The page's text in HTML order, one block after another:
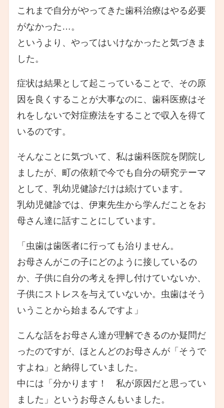
これまで自分がやってきた歯科治療はやる必要
がなかった…。
というより、やってはいけなかったと気づきま
した。
症状は結果として起こっていることで、その原
因を良くすることが大事なのに、歯科医療はそ
れをしないで対症療法をすることで収入を得て
いるのです。
そんなことに気づいて、私は歯科医院を閉院し
ましたが、町の依頼で今でも自分の研究テーマ
として、乳幼児健診だけは続けています。
乳幼児健診では、伊東先生から学んだことをお
母さん達に話すことにしています。
「虫歯は歯医者に行っても治りません。
お母さんがこの子にどのように接しているの
か、子供に自分の考えを押し付けていないか、
子供にストレスを与えていないか。虫歯はそう
いうことから始まるんですよ」
こんな話をお母さん達が理解できるのか疑問だ
ったのですが、ほとんどのお母さんが「そうで
すよね」と納得していました。
中には「分かります！ 私が原因だと思ってい
ました」というお母さんもいました。